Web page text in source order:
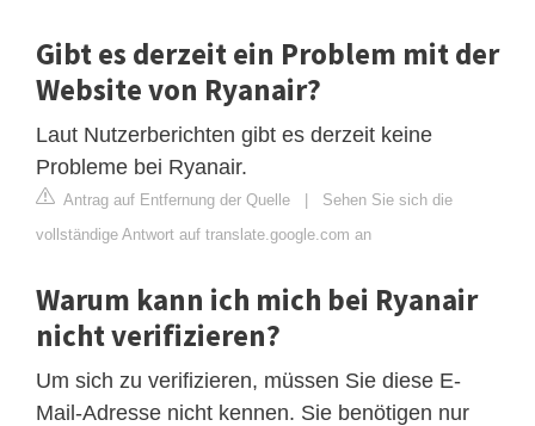
Gibt es derzeit ein Problem mit der
Website von Ryanair?
Laut Nutzerberichten gibt es derzeit keine
Probleme bei Ryanair.
Antrag auf Entfernung der Quelle | Sehen Sie sich die
vollständige Antwort auf translate.google.com an
Warum kann ich mich bei Ryanair
nicht verifizieren?
Um sich zu verifizieren, müssen Sie diese E-
Mail-Adresse nicht kennen. Sie benötigen nur